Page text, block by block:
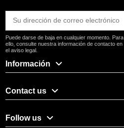
Puede darse de baja en cualquier momento. Para
ello, consulte nuestra información de contacto en
el aviso legal.
Información
Contact us
Follow us